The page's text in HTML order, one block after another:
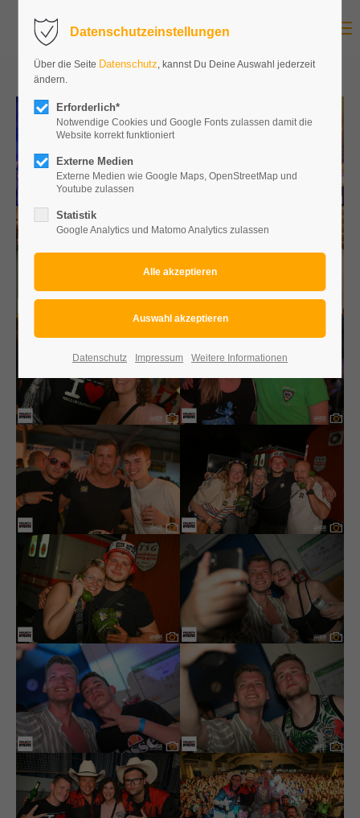
Datenschutzeinstellungen
Über die Seite Datenschutz, kannst Du Deine Auswahl jederzeit
ändern.
Erforderlich*
Notwendige Cookies und Google Fonts zulassen damit die
Website korrekt funktioniert
Externe Medien
Externe Medien wie Google Maps, OpenStreetMap und
Youtube zulassen
Statistik
Google Analytics und Matomo Analytics zulassen
Datenschutz Impressum Weitere Informationen